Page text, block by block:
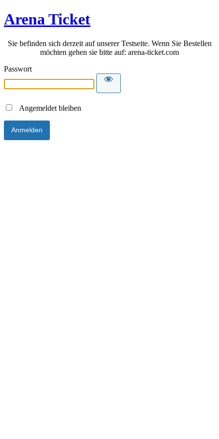
Arena Ticket
Sie befinden sich derzeit auf unserer Testseite. Wenn Sie Bestellen
möchten gehen sie bitte auf: arena-ticket.com
Passwort
Angemeldet bleiben